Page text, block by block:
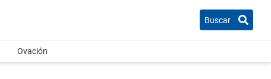
Buscar
Ovación